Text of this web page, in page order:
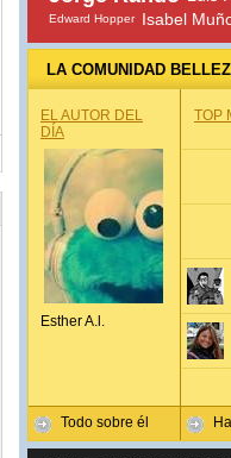
Edward Hopper
Isabel
LA COMUNIDAD
EL AUTOR DEL
DÍA
Esther A.l.
Todo sobre él
TOP